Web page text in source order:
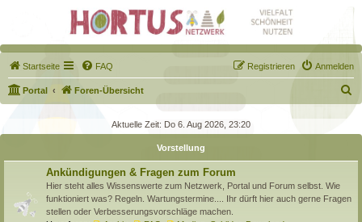
Startseite FAQ Anmelden
Registrieren
Portal Foren-Übersicht
u
Aktuelle Zeit: Do 6. Aug 2026, 23:20
Vorstellung
Ankündigungen & Fragen zum Forum
Hier steht alles Wissenswerte zum Netzwerk, Portal und Forum selbst. Wie
funktioniert was? Regeln. Wartungstermine.... Ihr dürft hier auch gerne Fragen
stellen oder Verbesserungsvorschläge machen.